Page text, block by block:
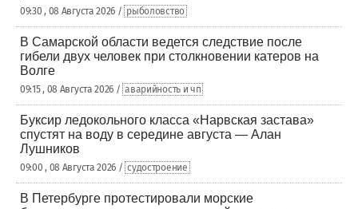
09:30 , 08 Августа 2026 / рыболовство
В Самарской области ведется следствие после
гибели двух человек при столкновении катеров на
Волге
09:15 , 08 Августа 2026 / аварийность и чп
Буксир ледокольного класса «Нарвская застава»
спустят на воду в середине августа — Алан
Лушников
09:00 , 08 Августа 2026 / судостроение
В Петербурге протестировали морские